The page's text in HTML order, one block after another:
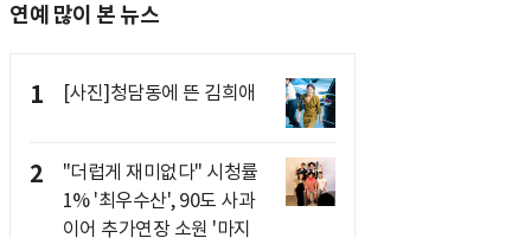
연예 많이 본 뉴스
1 [사진]청담동에 뜬 김희애
2
"더럽게 재미없다" 시청률
1% '최우수산', 90도 사과
이어 추가연장 소원 '마지